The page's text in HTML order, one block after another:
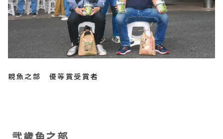
親魚之部 優等賞受賞者
弐歳魚之部